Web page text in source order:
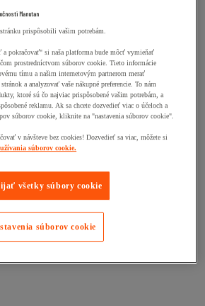
Manutan
prispôsobili vašim potrebám.
pokračovať" si naša platforma bude môcť vymieňať
prostredníctvom súborov cookie. Tieto informácie
tímu a našim internetovým partnerom merať
a analyzovať vaše nákupné preferencie. To nám
ktoré sú čo najviac prispôsobené vašim potrebám, a
reklamu. Ak sa chcete dozvedieť viac o účeloch a
súborov cookie, kliknite na "nastavenia súborov cookie".
v návšteve bez cookies! Dozvedieť sa viac, môžete si
súborov cookie.
všetky súbory cookie
súborov cookie